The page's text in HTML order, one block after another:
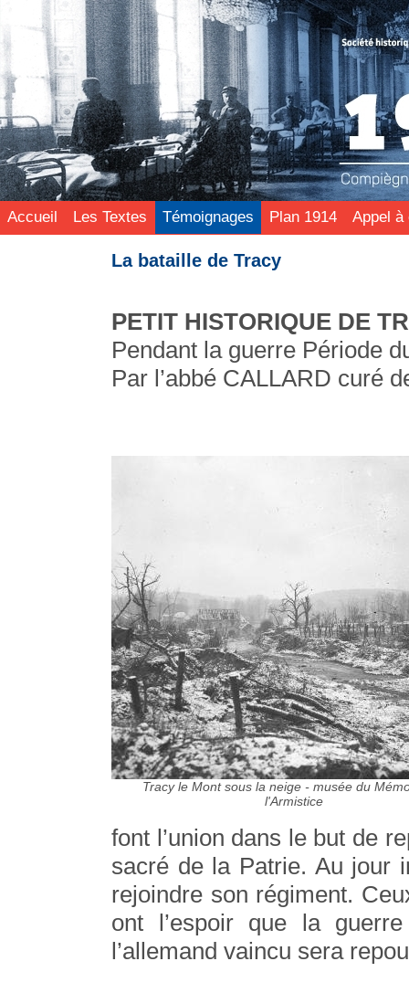
Accueil Les Textes Témoignages Plan 1914 Appel à
La bataille de Tracy
PETIT HISTORIQUE DE
Pendant la guerre Période
Par l’abbé CALLARD curé
Tracy le Mont sous la neige - musée du
l'Armistice
font l’union dans le but de
sacré de la Patrie. Au jour
rejoindre son régiment.
ont l’espoir que la
l’allemand vaincu sera